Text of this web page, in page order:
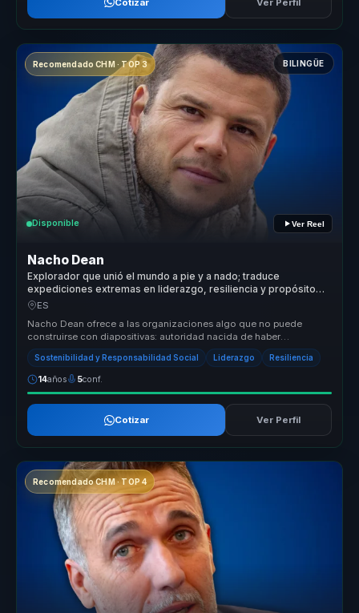
Recomendado CHM · TOP 3 BILINGÜE
Disponible Ver Reel
Nacho Dean
Explorador que unió el mundo a pie y a nado; traduce
expediciones extremas en liderazgo, resiliencia y propósito
compartido.
ES
Nacho Dean ofrece a las organizaciones algo que no puede
construirse con diapositivas: autoridad nacida de haber
atravesado cambios reale...
Sostenibilidad y Responsabilidad Social Liderazgo Resiliencia
14años 5conf.
Cotizar Ver Perfil
Recomendado CHM · TOP 4